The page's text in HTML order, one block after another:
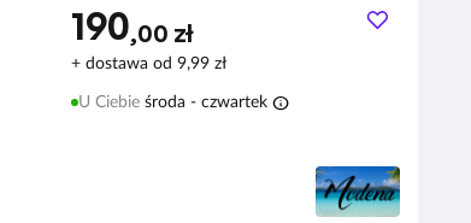
190,00 zł
+ dostawa od 9,99 zł
U Ciebie środa - czwartek info